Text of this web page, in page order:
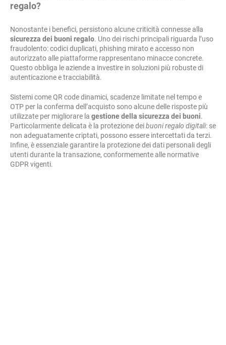
regalo?
Nonostante i benefici, persistono alcune criticità connesse alla
sicurezza dei buoni regalo. Uno dei rischi principali riguarda l’uso
fraudolento: codici duplicati, phishing mirato e accesso non
autorizzato alle piattaforme rappresentano minacce concrete.
Questo obbliga le aziende a investire in soluzioni più robuste di
autenticazione e tracciabilità.
Sistemi come QR code dinamici, scadenze limitate nel tempo e
OTP per la conferma dell’acquisto sono alcune delle risposte più
utilizzate per migliorare la gestione della sicurezza dei buoni.
Particolarmente delicata è la protezione deibuoni regalo digitali: se
non adeguatamente criptati, possono essere intercettati da terzi.
Infine, è essenziale garantire la protezione dei dati personali degli
utenti durante la transazione, conformemente alle normative
GDPR vigenti.